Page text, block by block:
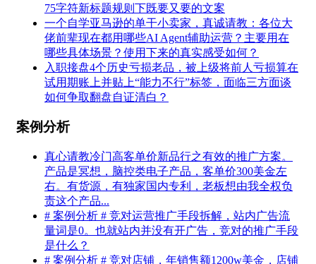
75字符新标题规则下既要又要的文案
一个自学亚马逊的单干小卖家，真诚请教：各位大
佬前辈现在都用哪些AI Agent辅助运营？主要用在
哪些具体场景？使用下来的真实感受如何？
入职接盘4个历史亏损老品，被上级将前人亏损算在
试用期账上并贴上“能力不行”标签，面临三方面谈
如何争取翻盘自证清白？
案例分析
真心请教冷门高客单价新品行之有效的推广方案。
产品是冥想，脑控类电子产品，客单价300美金左
右。有货源，有独家国内专利，老板想由我全权负
责这个产品...
# 案例分析 # 竞对运营推广手段拆解，站内广告流
量词是0。也就站内并没有开广告，竞对的推广手段
是什么？
# 案例分析 # 竞对店铺，年销售额1200w美金，店铺